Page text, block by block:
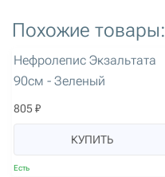
Похожие товары:
артикул: 677
Нефролепис Экзальтата
90см - Зеленый
805 ₽
КУПИТЬ
Есть